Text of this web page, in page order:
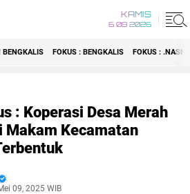
KAMIS
6 08 2026
BENGKALIS FOKUS : BENGKALIS FOKUS :
: Koperasi Desa Merah
Makam Kecamatan
09, 2025 WIB